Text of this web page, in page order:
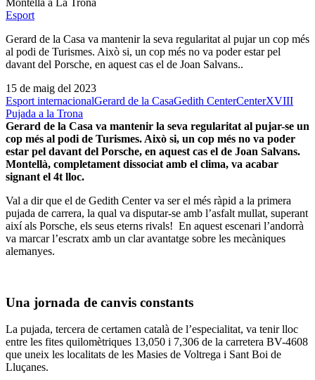
Esport
Gerard de la Casa va mantenir la seva regularitat al pujar un cop més
al podi de Turismes. Això si, un cop més no va poder estar pel
davant del Porsche, en aquest cas el de Joan Salvans..
15 de maig del 2023
Esport internacionalGerard de la CasaGedith CenterCenterXVIII
Pujada a la Trona
Gerard de la Casa va mantenir la seva regularitat al pujar-se un
cop més al podi de Turismes. Això si, un cop més no va poder
estar pel davant del Porsche, en aquest cas el de Joan Salvans.
Montellà, completament dissociat amb el clima, va acabar
signant el 4t lloc.
Val a dir que el de Gedith Center va ser el més ràpid a la primera
pujada de carrera, la qual va disputar-se amb l’asfalt mullat, superant
així als Porsche, els seus eterns rivals! En aquest escenari l’andorrà
va marcar l’escratx amb un clar avantatge sobre les mecàniques
alemanyes.
Una jornada de canvis constants
La pujada, tercera de certamen català de l’especialitat, va tenir lloc
entre les fites quilomètriques 13,050 i 7,306 de la carretera BV-4608
que uneix les localitats de les Masies de Voltrega i Sant Boi de
Lluçanes.